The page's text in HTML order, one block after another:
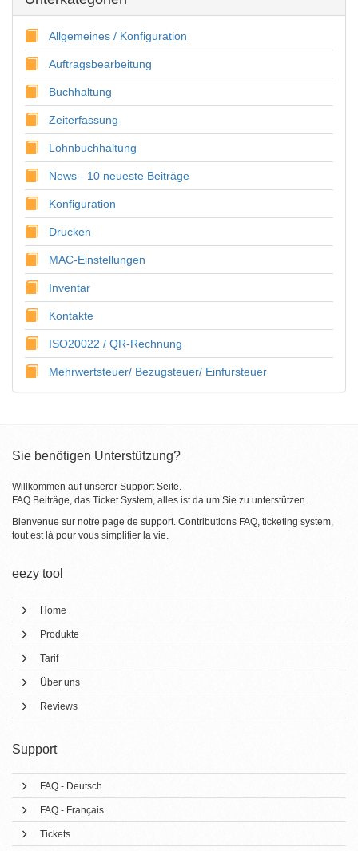
Allgemeines / Konfiguration
Auftragsbearbeitung
Buchhaltung
Zeiterfassung
Lohnbuchhaltung
News - 10 neueste Beiträge
Konfiguration
Drucken
MAC-Einstellungen
Inventar
Kontakte
ISO20022 / QR-Rechnung
Mehrwertsteuer/ Bezugsteuer/ Einfursteuer
Sie benötigen Unterstützung?
Willkommen auf unserer Support Seite.
FAQ Beiträge, das Ticket System, alles ist da um Sie zu unterstützen.
Bienvenue sur notre page de support. Contributions FAQ, ticketing system,
tout est là pour vous simplifier la vie.
eezy tool
Home
Produkte
Tarif
Über uns
Reviews
Support
FAQ - Deutsch
FAQ - Français
Tickets